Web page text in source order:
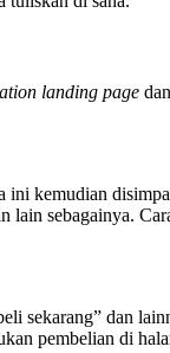
landing page
kemudian
sebagainya.
sekarang” dan
pembelian di